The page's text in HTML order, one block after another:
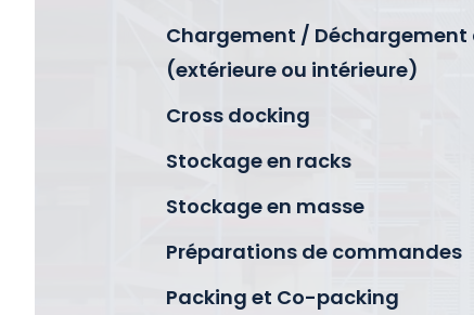
Chargement /
(extérieure ou intérieure)
Cross docking
Stockage en racks
Stockage en masse
Préparations de commandes
Packing et Co-packing